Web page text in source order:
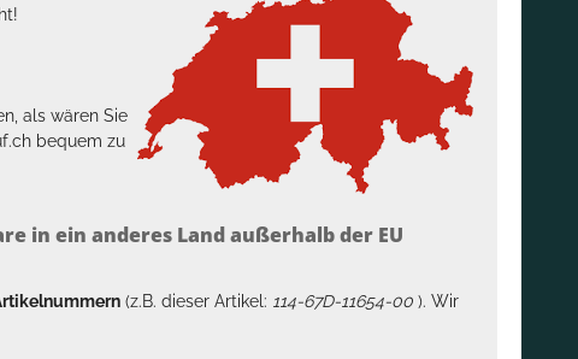
als wären Sie
bequem zu
in ein anderes Land außerhalb der EU
(z.B. dieser Artikel: 114-67D-11654-00 ). Wir